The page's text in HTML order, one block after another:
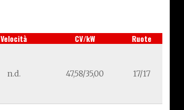
Velocità CV/kW Ruote
n.d. 47,58/35,00 17/17